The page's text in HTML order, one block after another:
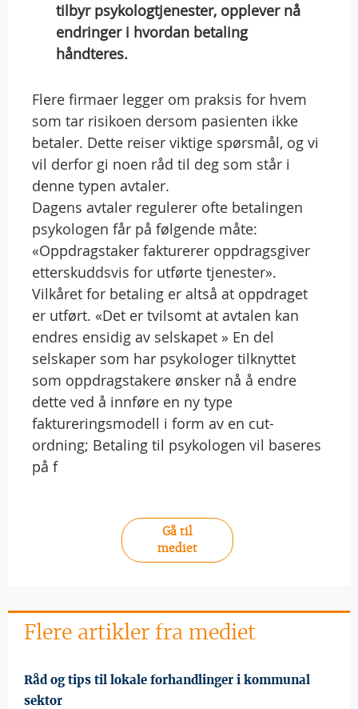
tilbyr psykologtjenester, opplever nå
endringer i hvordan betaling
håndteres.
Flere firmaer legger om praksis for hvem
som tar risikoen dersom pasienten ikke
betaler. Dette reiser viktige spørsmål, og vi
vil derfor gi noen råd til deg som står i
denne typen avtaler.
Dagens avtaler regulerer ofte betalingen
psykologen får på følgende måte:
«Oppdragstaker fakturerer oppdragsgiver
etterskuddsvis for utførte tjenester».
Vilkåret for betaling er altså at oppdraget
er utført. «Det er tvilsomt at avtalen kan
endres ensidig av selskapet » En del
selskaper som har psykologer tilknyttet
som oppdragstakere ønsker nå å endre
dette ved å innføre en ny type
faktureringsmodell i form av en cut-
ordning; Betaling til psykologen vil baseres
på f
Gå til
mediet
Flere artikler fra mediet
Råd og tips til lokale forhandlinger i kommunal
sektor